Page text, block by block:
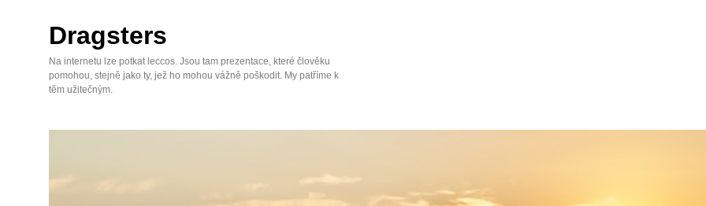
to
content
Dragsters
Na internetu lze potkat leccos. Jsou tam prezentace, které člověku
pomohou, stejně jako ty, jež ho mohou vážně poškodit. My patříme k
těm užitečným.